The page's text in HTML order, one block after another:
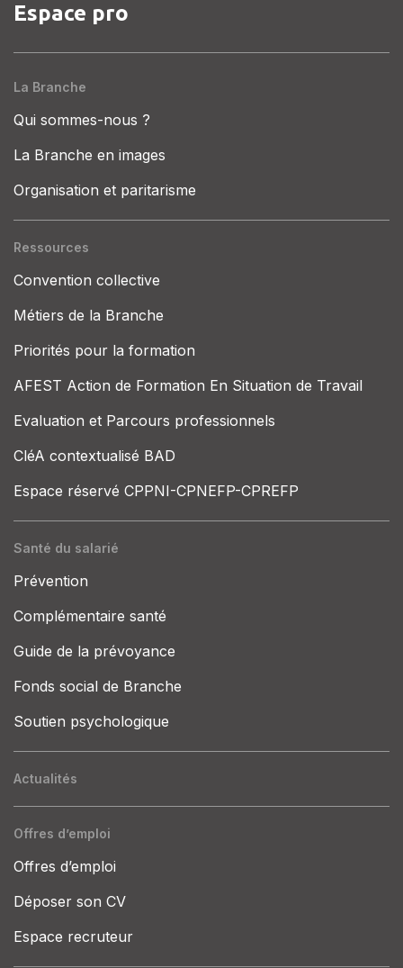
Espace pro
La Branche
Qui sommes-nous ?
La Branche en images
Organisation et paritarisme
Ressources
Convention collective
Métiers de la Branche
Priorités pour la formation
AFEST Action de Formation En Situation de Travail
Evaluation et Parcours professionnels
CléA contextualisé BAD
Espace réservé CPPNI-CPNEFP-CPREFP
Santé du salarié
Prévention
Complémentaire santé
Guide de la prévoyance
Fonds social de Branche
Soutien psychologique
Actualités
Offres d’emploi
Offres d’emploi
Déposer son CV
Espace recruteur